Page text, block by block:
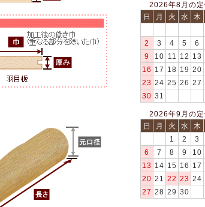
2026年8月の定
日
月 火 水 木
2
3 4 5 6
9
10 11 12 13
16
17 18 19 20
23 24 25 26 27
30 31
2026年9月の定
日
月 火 水 木
1
2 3
6
7 8 9 10
13
14 15 16 17
20 21 22 23 24
27 28 29 30